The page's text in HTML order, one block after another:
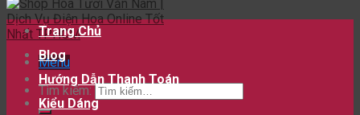
Menu
Tìm kiếm:
Trang Chủ
Blog
Hướng Dẫn Thanh Toán
Kiểu Dáng